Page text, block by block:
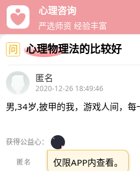
心理咨询
严选师资 经验丰富
问 心理物理法的比较好
匿名
2020-12-26 18:49:46
男,34岁,披甲的我，游戏人间，
获得公益心：
仅限APP内查看。